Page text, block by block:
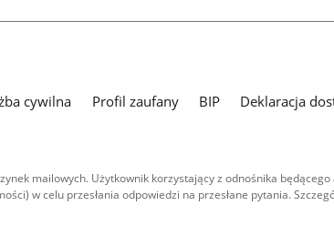
cywilna Profil zaufany BIP
Deklaracja
mailowych. Użytkownik korzystający z odnośnika
w celu przesłania odpowiedzi na przesłane pytania.